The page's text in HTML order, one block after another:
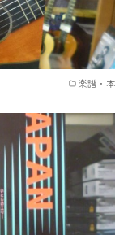
楽譜・本